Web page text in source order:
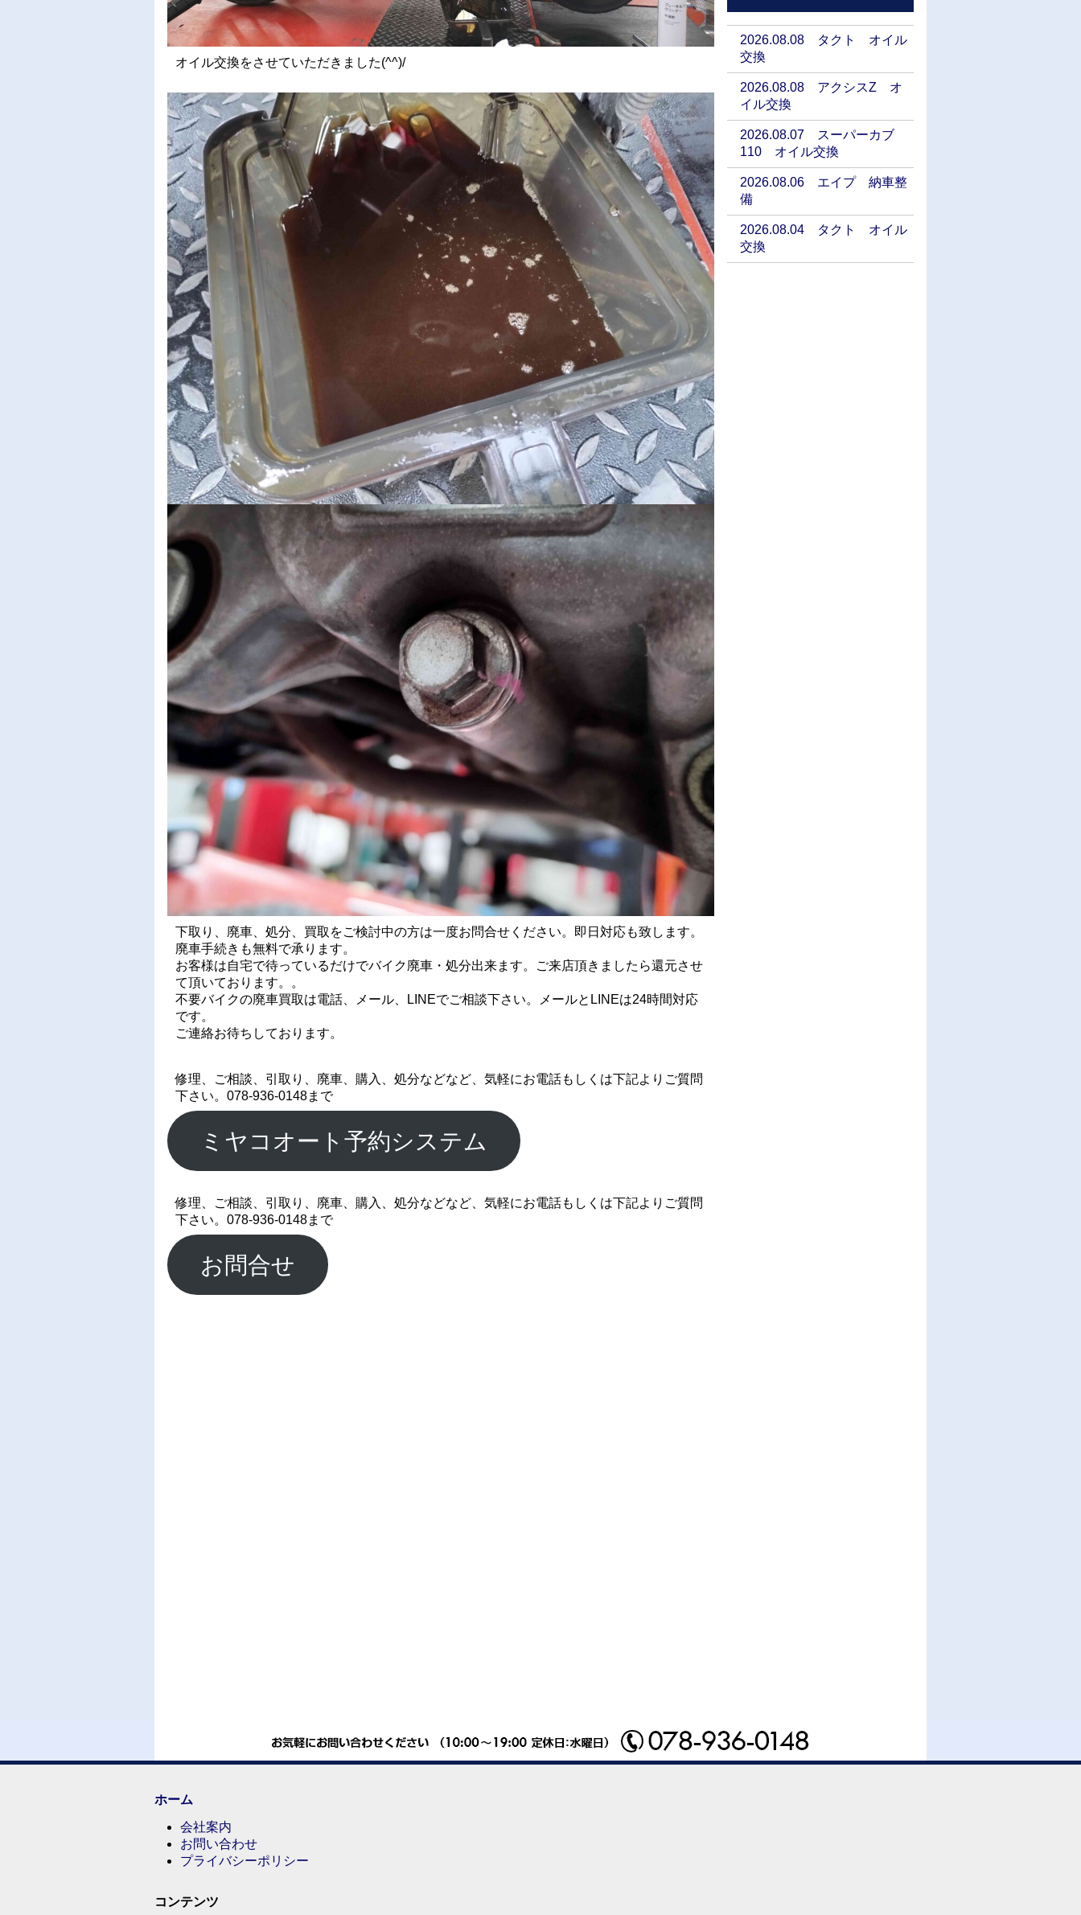
オイル交換をさせていただきました(^^)/
下取り、廃車、処分、買取をご検討中の方は一度お問合せください。即日対応も致します。
廃車手続きも無料で承ります。
お客様は自宅で待っているだけでバイク廃車・処分出来ます。ご来店頂きましたら還元させ
て頂いております。。
不要バイクの廃車買取は電話、メール、LINEでご相談下さい。メールとLINEは24時間対応
です。
ご連絡お待ちしております。
修理、ご相談、引取り、廃車、購入、処分などなど、気軽にお電話もしくは下記よりご質問
下さい。078-936-0148まで
ミヤコオート予約システム
修理、ご相談、引取り、廃車、購入、処分などなど、気軽にお電話もしくは下記よりご質問
下さい。078-936-0148まで
お問合せ
2026.08.08 タクト オイル
交換
2026.08.08 アクシスZ オ
イル交換
2026.08.07 スーパーカブ
110 オイル交換
2026.08.06 エイプ 納車整
備
2026.08.04 タクト オイル
交換
ホーム
会社案内
お問い合わせ
プライバシーポリシー
コンテンツ